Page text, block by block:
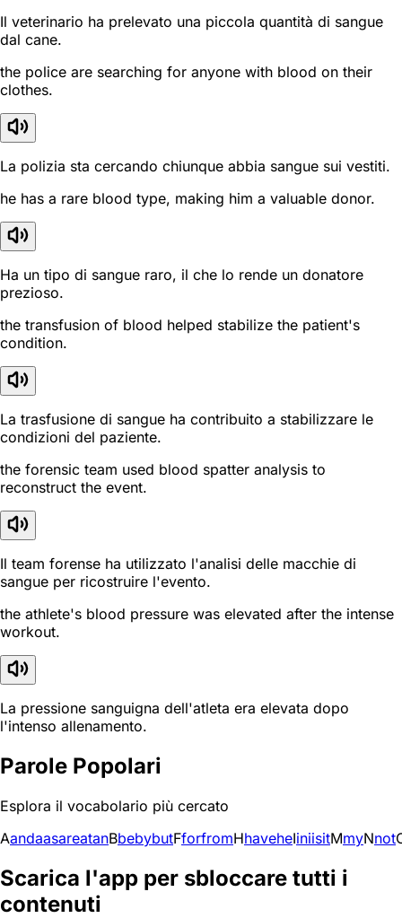
Il veterinario ha prelevato una piccola quantità di sangue
dal cane.
the police are searching for anyone with blood on their
clothes.
La polizia sta cercando chiunque abbia sangue sui vestiti.
he has a rare blood type, making him a valuable donor.
Ha un tipo di sangue raro, il che lo rende un donatore
prezioso.
the transfusion of blood helped stabilize the patient's
condition.
La trasfusione di sangue ha contribuito a stabilizzare le
condizioni del paziente.
the forensic team used blood spatter analysis to
reconstruct the event.
Il team forense ha utilizzato l'analisi delle macchie di
sangue per ricostruire l'evento.
the athlete's blood pressure was elevated after the intense
workout.
La pressione sanguigna dell'atleta era elevata dopo
l'intenso allenamento.
Parole Popolari
Esplora il vocabolario più cercato
AandaasareatanBbebybutFforfromHhaveheIiniisitMmyNnot
Scarica l'app per sbloccare tutti i
contenuti